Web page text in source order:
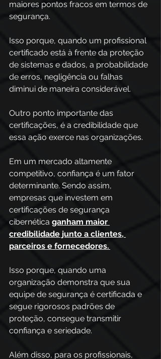
maiores pontos fracos em termos de
segurança.
Isso porque, quando um profissional
certificado está à frente da proteção
de sistemas e dados, a probabilidade
de erros, negligência ou falhas
diminui de maneira considerável.
Outro ponto importante das
certificações, é a credibilidade que
essa ação exerce nas organizações.
Em um mercado altamente
competitivo, confiança é um fator
determinante. Sendo assim,
empresas que investem em
certificações de segurança
cibernética ganham maior
credibilidade junto a clientes,
parceiros e fornecedores.
Isso porque, quando uma
organização demonstra que sua
equipe de segurança é certificada e
segue rigorosos padrões de
proteção, consegue transmitir
confiança e seriedade.
Além disso, para os profissionais,